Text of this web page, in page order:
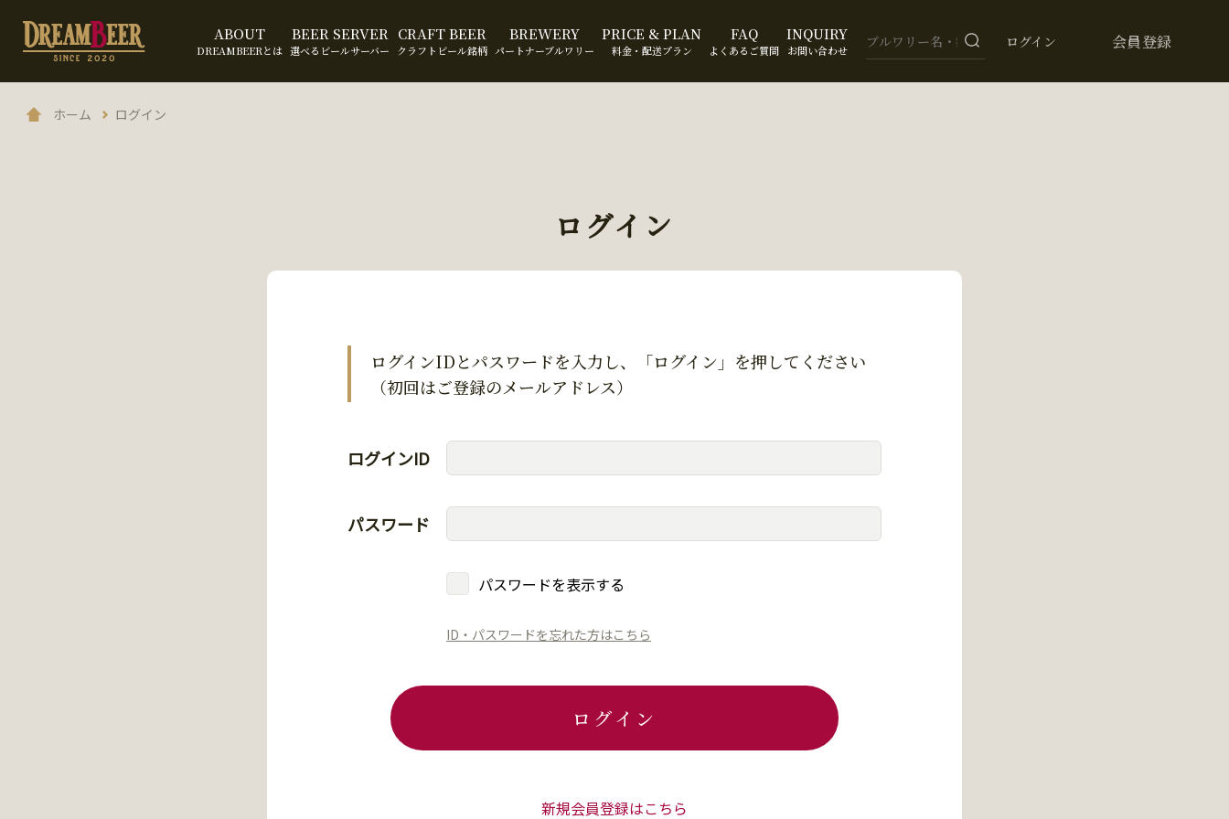
ABOUT
DREAMBEERとは
BEER SERVER
選べるビールサーバー
CRAFT BEER
クラフトビール銘柄
BREWERY
パートナーブルワリー
PRICE & PLAN
料金・配送プラン
FAQ
よくあるご質問
INQUIRY
お問い合わせ ログイン 会員登録
ホーム ログイン
ログイン
ログインIDとパスワードを入力し、「ログイン」を押してください
（初回はご登録のメールアドレス）
ログインID
パスワード
パスワードを表示する
ID・パスワードを忘れた方はこちら
ログイン
新規会員登録はこちら